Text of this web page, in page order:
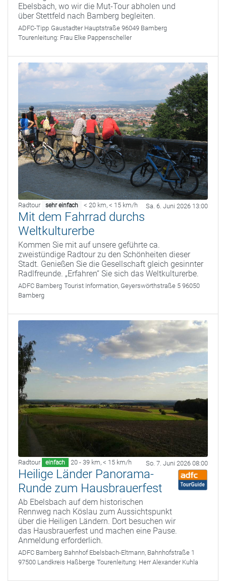
Ebelsbach, wo wir die Mut-Tour abholen und
über Stettfeld nach Bamberg begleiten.
ADFC-Tipp Gaustadter Hauptstraße 96049 Bamberg
Tourenleitung: Frau Elke Pappenscheller
Radtour sehr einfach < 20 km, < 15 km/h Sa. 6. Juni 2026 13:00
Mit dem Fahrrad durchs
Weltkulturerbe
Kommen Sie mit auf unsere geführte ca.
zweistündige Radtour zu den Schönheiten dieser
Stadt. Genießen Sie die Gesellschaft gleich gesinnter
Radlfreunde. „Erfahren“ Sie sich das Weltkulturerbe.
ADFC Bamberg Tourist Information, Geyerswörthstraße 5 96050
Bamberg
Radtour einfach 20 - 39 km, < 15 km/h So. 7. Juni 2026 08:00
Heilige Länder Panorama-
Runde zum Hausbrauerfest
Ab Ebelsbach auf dem historischen
Rennweg nach Köslau zum Aussichtspunkt
über die Heiligen Ländern. Dort besuchen wir
das Hausbrauerfest und machen eine Pause.
Anmeldung erforderlich.
ADFC Bamberg Bahnhof Ebelsbach-Eltmann, Bahnhofstraße 1
97500 Landkreis Haßberge Tourenleitung: Herr Alexander Kuhla